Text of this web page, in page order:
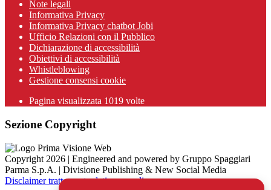
Note legali
Informativa Privacy
Informativa Privacy chatbot Jobi
Ufficio Relazioni con il Pubblico
Dichiarazione di accessibilità
Obiettivi di accessibilità
Whistleblowing
Gestione consensi cookie
Pagina visualizzata 1019 volte
Sezione Copyright
Copyright 2026 | Engineered and powered by Gruppo Spaggiari
Parma S.p.A. | Divisione Publishing & New Social Media
Disclaimer trattamento dati personali